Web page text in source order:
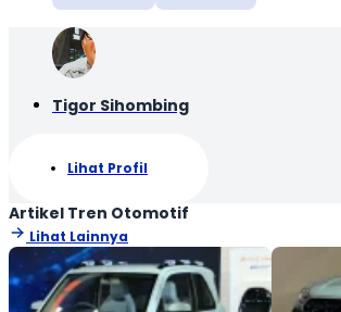
Tigor Sihombing
Lihat Profil
Artikel Tren Otomotif
Lihat Lainnya